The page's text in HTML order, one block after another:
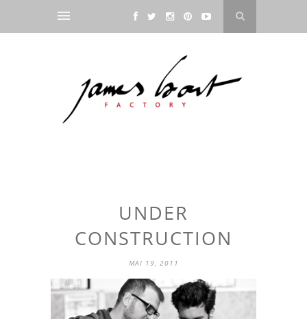
UNDER
CONSTRUCTION
MAI 19, 2011